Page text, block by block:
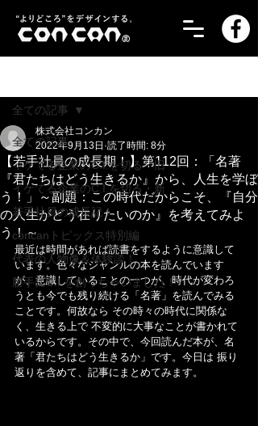
全ての記事
イケてる企業のC.I.を切る・旧
イケてる企業のC.I.を切る・新
若手社員の成長記！
concanトピックス特別編
代表の人物像＆体験談！
勝手にC.I.を創っちゃいました！
全ての記事
【若手社員の成長期！】第112回：「名著
『君たちはどう生きるか』から、人生を学ぼ
う！」～副題：この時代だからこそ、『自分
の人生がどう在りたいのか』を考えてみよ
う！～
株式会社コンカン
2022年9月13日 読了時間: 8分
最近は時間があれば読書をするように意識して
います。色々なジャンルの本を読んでいます
が、意識していることの一つが、時代が変わろ
うとも今でも残り続ける「名著」を読んでみる
ことです。何故なら その時々の時代に関係な
く、生きる上で 不変的に大事なことが書かれて
いるからです。その中で、今回読んだ本が、名
著「君たちはどう生きるか」です。今日は 振り
返りを含めて、記事にまとめてみます。